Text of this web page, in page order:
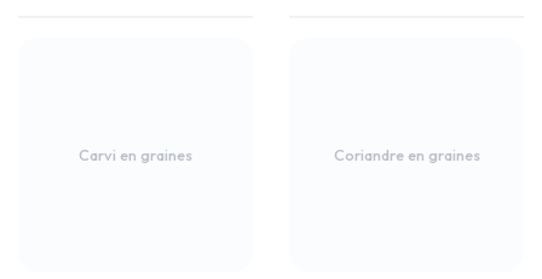
Carvi en graines Coriandre en graines